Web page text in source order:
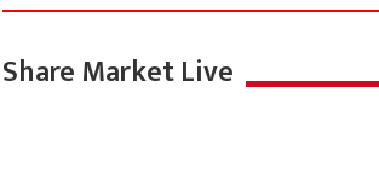
Share Market Live